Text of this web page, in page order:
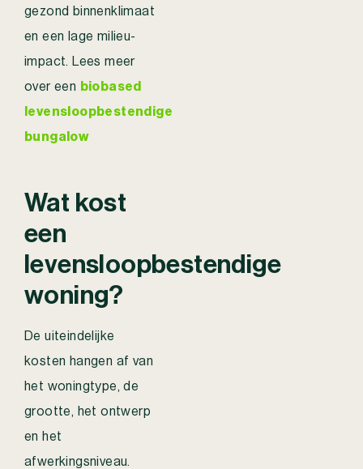
gezond binnenklimaat
en een lage milieu-
impact. Lees meer
over een biobased
levensloopbestendige
bungalow
Wat kost
een
levensloopbestendige
woning?
De uiteindelijke
kosten hangen af van
het woningtype, de
grootte, het ontwerp
en het
afwerkingsniveau.